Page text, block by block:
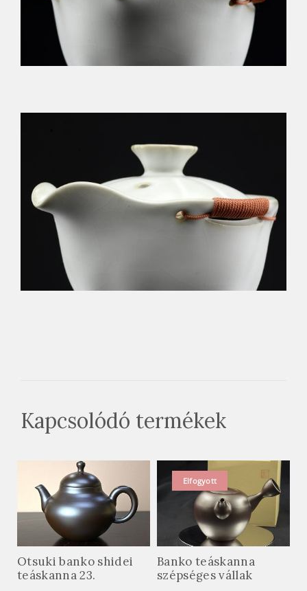
Kapcsolódó termékek
Otsuki banko shidei
teáskanna 23.
Elfogyott
Banko teáskanna
szépséges vállak